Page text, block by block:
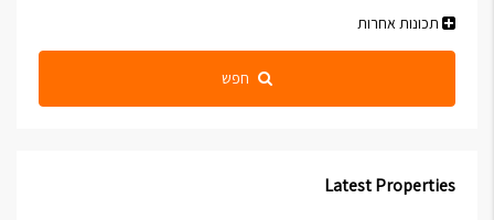
תכונות אחרות
חפש
Latest Properties